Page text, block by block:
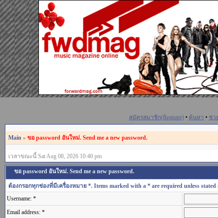
สมัครสมาชิก(Register) • ค้นหา • ช่ว
Main » ขอ password อันใหม่. Send me a new password.
เวลาขณะนี้ Sat Aug 08, 2026 10:40 pm
ขอ password อันใหม่. Send me a new password.
ต้องกรอกทุกช่องที่มีเครื่องหมาย *. Items marked with a * are required unless stated
Username: *
Email address: *